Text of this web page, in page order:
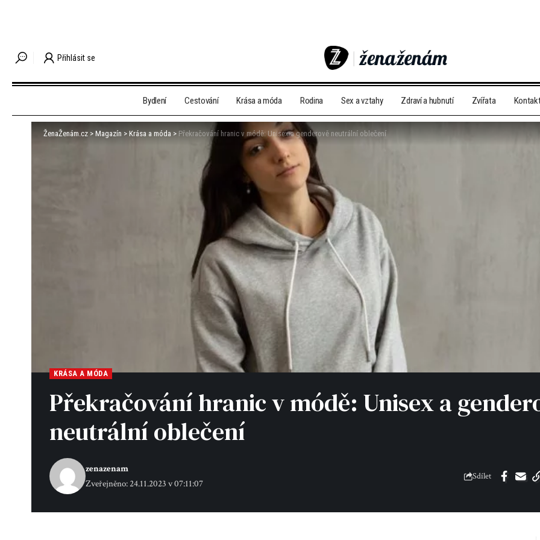
Přihlásit se
Bydlení Cestování Krása a móda Rodina Sex a vztahy Zdraví a hubnutí Zvířata
ŽenaŽenám.cz > Magazín > Krása a móda > Překračování hranic v módě: Unisex a genderově neutrální oblečení
KRÁSA A MÓDA
Překračování hranic v módě: Unisex a
neutrální oblečení
Zveřejněno: 24.11.2023 v 07:11:07
zenazenam
Sdílet